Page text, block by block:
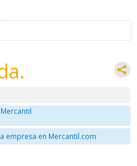
empresa en Mercantil.com